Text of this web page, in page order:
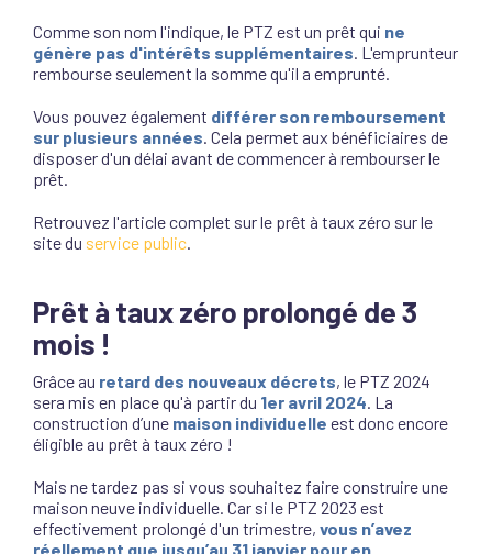
Comme son nom l'indique, le PTZ est un prêt qui ne
génère pas d'intérêts supplémentaires. L'emprunteur
rembourse seulement la somme qu'il a emprunté.
Vous pouvez également différer son remboursement
sur plusieurs années. Cela permet aux bénéficiaires de
disposer d'un délai avant de commencer à rembourser le
prêt.
Retrouvez l'article complet sur le prêt à taux zéro sur le
site du service public.
Prêt à taux zéro prolongé de 3
mois !
Grâce au retard des nouveaux décrets, le PTZ 2024
sera mis en place qu'à partir du 1er avril 2024. La
construction d’une maison individuelle est donc encore
éligible au prêt à taux zéro !
Mais ne tardez pas si vous souhaitez faire construire une
maison neuve individuelle. Car si le PTZ 2023 est
effectivement prolongé d'un trimestre, vous n’avez
réellement que jusqu’au 31 janvier pour en